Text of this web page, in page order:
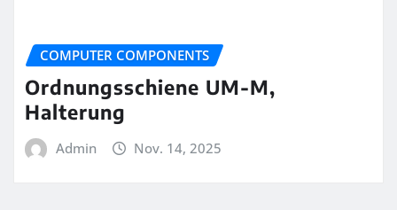
COMPUTER COMPONENTS
Ordnungsschiene UM-M,
Halterung
Admin Nov. 14, 2025